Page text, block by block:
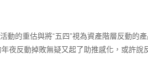
動的重估與將“五四”視為資產階層反動的
夜反動掉敗無疑又起了助推感化，或許說